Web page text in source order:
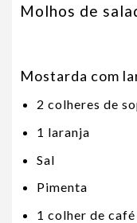
Molhos de
Mostarda com
2 colheres de
1 laranja
Sal
Pimenta
1 colher de